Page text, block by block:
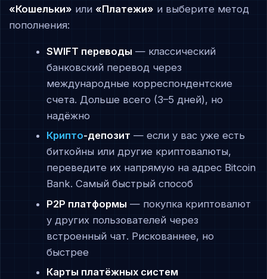
«Кошельки» или «Платежи» и выберите метод
пополнения:
SWIFT переводы — классический
банковский перевод через
международные корреспондентские
счета. Дольше всего (3–5 дней), но
надёжно
Крипто-депозит — если у вас уже есть
биткойны или другие криптовалюты,
переведите их напрямую на адрес Bitcoin
Bank. Самый быстрый способ
P2P платформы — покупка криптовалют
у других пользователей через
встроенный чат. Рискованнее, но
быстрее
Карты платёжных систем